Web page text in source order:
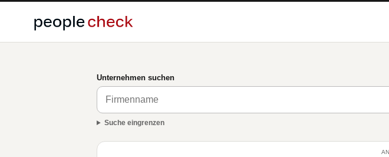
Unternehmen suchen
Suche eingrenzen